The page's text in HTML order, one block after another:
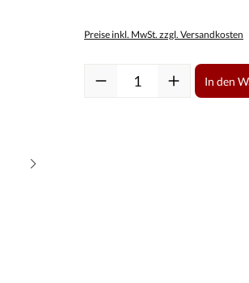
Preise inkl. MwSt. zzgl. Versandkosten
Produkt Anzahl: Gib den
In den